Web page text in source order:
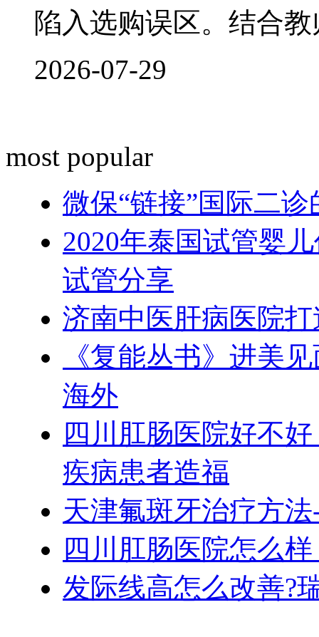
陷入选购误区。结合
2026-07-29
most popular
微保“链接”国际二
2020年泰国试管婴
试管分享
济南中医肝病医院
《复能丛书》进美
海外
四川肛肠医院好不
疾病患者造福
天津氟斑牙治疗方
四川肛肠医院怎么
发际线高怎么改善?